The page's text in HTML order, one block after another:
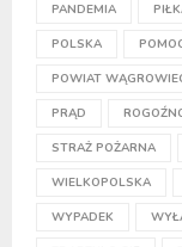
PANDEMIA
POLSKA
POWIAT
PRĄD
STRAŻ POŻARNA
WIELKOPOLSKA
WYPADEK